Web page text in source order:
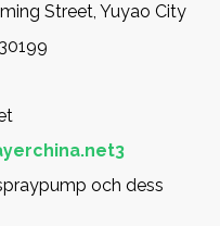
Street, Yuyao City
och dess